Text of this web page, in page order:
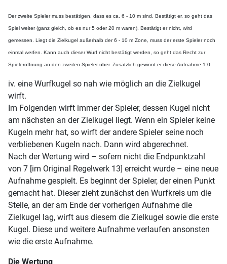
Der zweite Spieler muss bestätigen, dass es ca. 6 - 10 m sind. Bestätigt er, so geht das
Spiel weiter (ganz gleich, ob es nur 5 oder 20 m waren). Bestätigt er nicht, wird
gemessen. Liegt die Zielkugel außerhalb der 6 - 10 m Zone, muss der erste Spieler noch
einmal werfen. Kann auch dieser Wurf nicht bestätigt werden, so geht das Recht zur
Spieleröffnung an den zweiten Spieler über. Zusätzlich gewinnt er diese Aufnahme 1:0.
iv. eine Wurfkugel so nah wie möglich an die Zielkugel
wirft.
Im Folgenden wirft immer der Spieler, dessen Kugel nicht
am nächsten an der Zielkugel liegt. Wenn ein Spieler keine
Kugeln mehr hat, so wirft der andere Spieler seine noch
verbliebenen Kugeln nach. Dann wird abgerechnet.
Nach der Wertung wird – sofern nicht die Endpunktzahl
von 7 [im Original Regelwerk 13] erreicht wurde – eine neue
Aufnahme gespielt. Es beginnt der Spieler, der einen Punkt
gemacht hat. Dieser zieht zunächst den Wurfkreis um die
Stelle, an der am Ende der vorherigen Aufnahme die
Zielkugel lag, wirft aus diesem die Zielkugel sowie die erste
Kugel. Diese und weitere Aufnahme verlaufen ansonsten
wie die erste Aufnahme.
Die Wertung